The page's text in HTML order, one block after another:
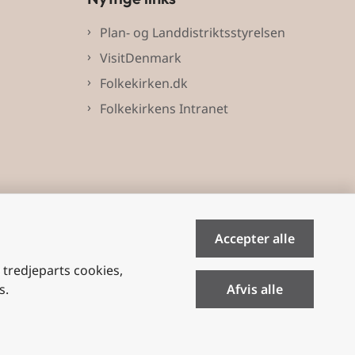
Plan- og Landdistriktsstyrelsen
VisitDenmark
Folkekirken.dk
Folkekirkens Intranet
cookies,
Accepter alle
Afvis alle